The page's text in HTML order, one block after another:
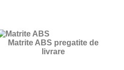
Matrite ABS pregatite de
livrare